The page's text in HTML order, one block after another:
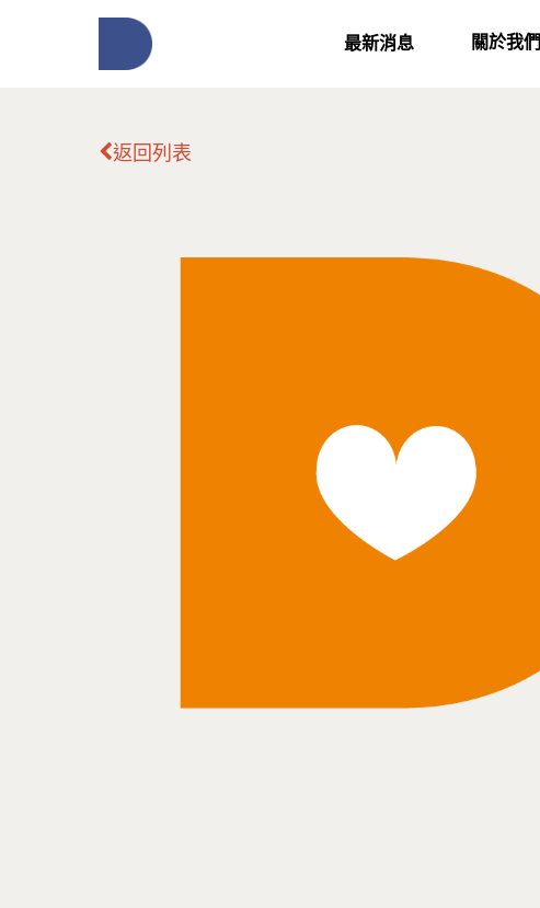
按下Enter開始搜尋，或Esc關閉跳窗
最新消息 關於我們
返回列表